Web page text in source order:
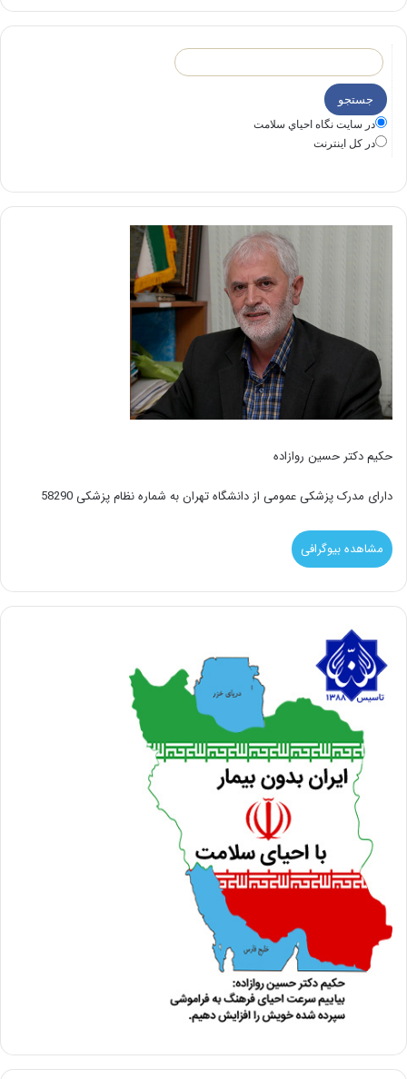
در سايت نگاه احياي سلامت
در كل اينترنت
حکیم دکتر حسین روازاده
دارای مدرک پزشکی عمومی از دانشگاه تهران به شماره نظام پزشکی 58290
مشاهده بیوگرافی